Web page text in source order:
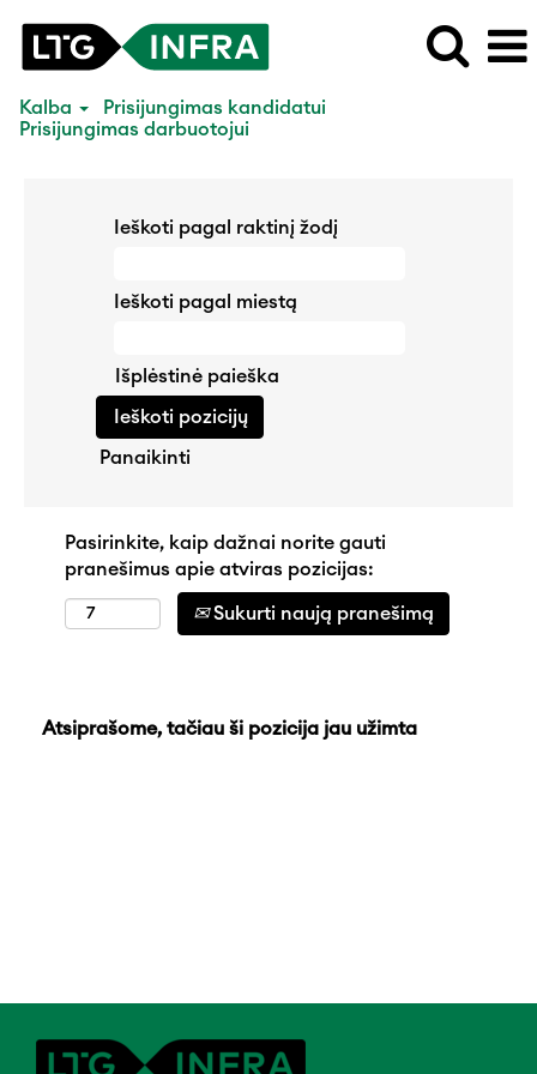
Kalba
Prisijungimas kandidatui
Prisijungimas darbuotojui
Ieškoti pagal raktinį žodį
Ieškoti pagal miestą
Išplėstinė paieška
Panaikinti
Pasirinkite, kaip dažnai norite gauti
pranešimus apie atviras pozicijas:
Sukurti naują pranešimą
Atsiprašome, tačiau ši pozicija jau užimta